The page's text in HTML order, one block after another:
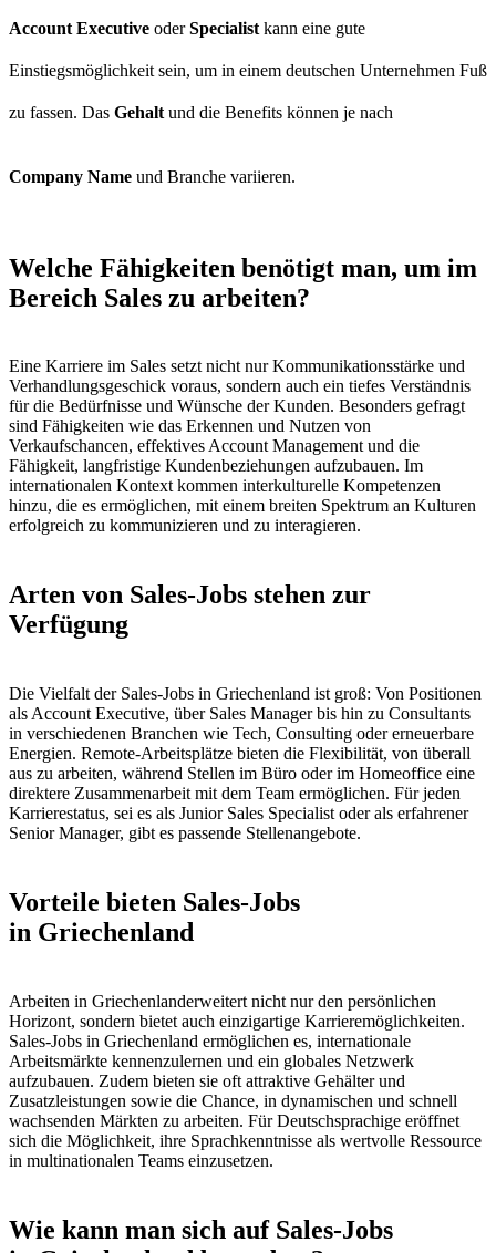
Account Executive oderSpecialist kann eine gute
Einstiegsmöglichkeit sein, um in einem deutschen Unternehmen Fuß
zu fassen. Das Gehalt und die Benefits können je nach
Company Name und Branche variieren.
Welche Fähigkeiten benötigt man, um im
Bereich Sales zu arbeiten?
Eine Karriere im Sales setzt nicht nur Kommunikationsstärke und
Verhandlungsgeschick voraus, sondern auch ein tiefes Verständnis
für die Bedürfnisse und Wünsche der Kunden. Besonders gefragt
sind Fähigkeiten wie das Erkennen und Nutzen von
Verkaufschancen, effektives Account Management und die
Fähigkeit, langfristige Kundenbeziehungen aufzubauen. Im
internationalen Kontext kommen interkulturelle Kompetenzen
hinzu, die es ermöglichen, mit einem breiten Spektrum an Kulturen
erfolgreich zu kommunizieren und zu interagieren.
Arten von Sales-Jobs stehen zur
Verfügung
Die Vielfalt der Sales-Jobs in Griechenland ist groß: Von Positionen
als Account Executive, über Sales Manager bis hin zu Consultants
in verschiedenen Branchen wie Tech, Consulting oder erneuerbare
Energien. Remote-Arbeitsplätze bieten die Flexibilität, von überall
aus zu arbeiten, während Stellen im Büro oder im Homeoffice eine
direktere Zusammenarbeit mit dem Team ermöglichen. Für jeden
Karrierestatus, sei es als Junior Sales Specialist oder als erfahrener
Senior Manager, gibt es passende Stellenangebote.
Vorteile bieten Sales-Jobs
in Griechenland
Arbeiten in Griechenlanderweitert nicht nur den persönlichen
Horizont, sondern bietet auch einzigartige Karrieremöglichkeiten.
Sales-Jobs in Griechenland ermöglichen es, internationale
Arbeitsmärkte kennenzulernen und ein globales Netzwerk
aufzubauen. Zudem bieten sie oft attraktive Gehälter und
Zusatzleistungen sowie die Chance, in dynamischen und schnell
wachsenden Märkten zu arbeiten. Für Deutschsprachige eröffnet
sich die Möglichkeit, ihre Sprachkenntnisse als wertvolle Ressource
in multinationalen Teams einzusetzen.
Wie kann man sich auf Sales-Jobs